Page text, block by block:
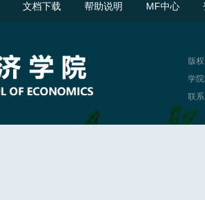
文档下载 帮助说明 MF中心
版
学
联